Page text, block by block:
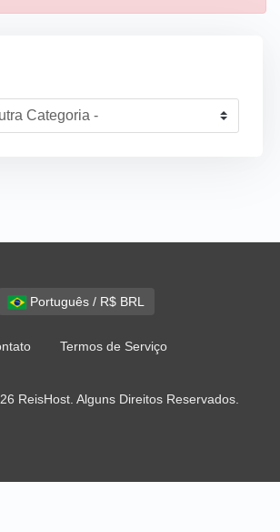
Português / R$ BRL
Termos de Serviço
ReisHost. Alguns Direitos Reservados.